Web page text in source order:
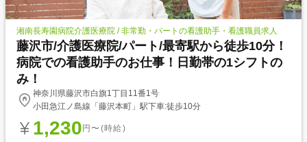
湘南長寿園病院介護医療院 / 非常勤・パートの看護助手・看護職員求人
藤沢市/介護医療院/パート/最寄駅から徒歩10分！
病院での看護助手のお仕事！日勤帯の1シフトの
み！
神奈川県藤沢市白旗1丁目11番1号
小田急江ノ島線「藤沢本町」駅下車:徒歩10分
1,230 円〜(時給)